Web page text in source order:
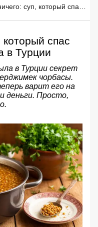
спас
в Турции
в Турции секрет
чорбасы.
варит его на
деньги. Просто,